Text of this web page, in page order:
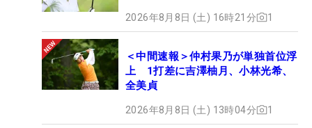
2026年8月8日 (土) 16時21分 1
＜中間速報＞仲村果乃が単独首位浮
上 1打差に吉澤柚月、小林光希、
全美貞
2026年8月8日 (土) 13時04分 1